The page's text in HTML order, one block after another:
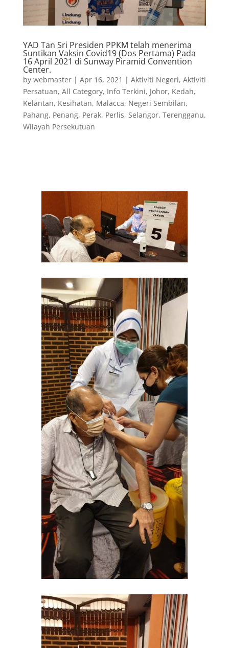
YAD Tan Sri Presiden PPKM telah menerima
Suntikan Vaksin Covid19 (Dos Pertama) Pada
16 April 2021 di Sunway Piramid Convention
Center.
by webmaster| Apr 16, 2021 | Aktiviti Negeri, Aktiviti
Persatuan, All Category, Info Terkini, Johor, Kedah,
Kelantan, Kesihatan, Malacca, Negeri Sembilan,
Pahang, Penang, Perak, Perlis, Selangor, Terengganu,
Wilayah Persekutuan